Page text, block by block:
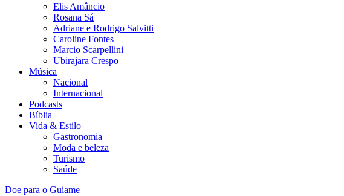
Elis Amâncio
Rosana Sá
Adriane e Rodrigo Salvitti
Caroline Fontes
Marcio Scarpellini
Ubirajara Crespo
Música
Nacional
Internacional
Podcasts
Bíblia
Vida & Estilo
Gastronomia
Moda e beleza
Turismo
Saúde
Doe para o Guiame